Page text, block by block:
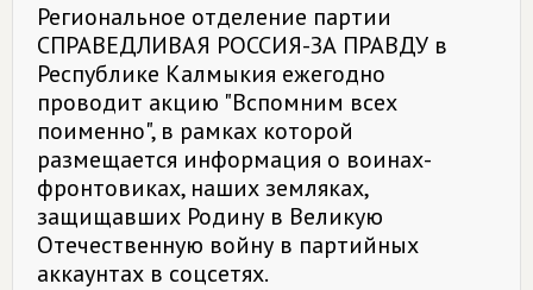
Региональное отделение партии
СПРАВЕДЛИВАЯ РОССИЯ-ЗА ПРАВДУ в
Республике Калмыкия ежегодно
проводит акцию "Вспомним всех
поименно", в рамках которой
размещается информация о воинах-
фронтовиках, наших земляках,
защищавших Родину в Великую
Отечественную войну в партийных
аккаунтах в соцсетях.